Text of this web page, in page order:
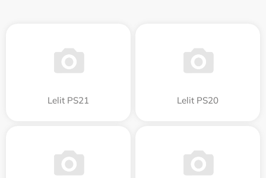
Lelit PS21 Lelit PS20